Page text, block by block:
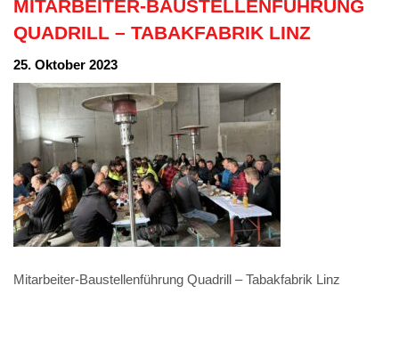
MITARBEITER-BAUSTELLENFÜHRUNG
QUADRILL – TABAKFABRIK LINZ
25. Oktober 2023
Mitarbeiter-Baustellenführung Quadrill – Tabakfabrik Linz